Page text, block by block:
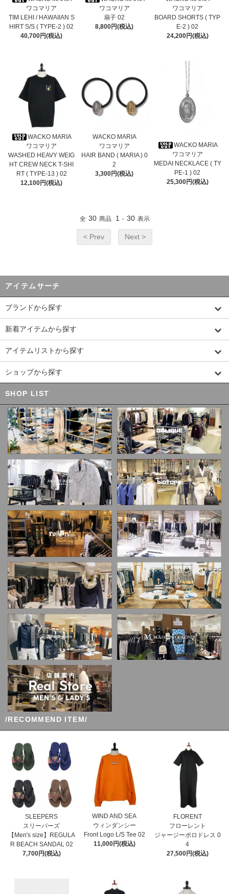
ワコマリア
TIM LEHI / HAWAIIAN S
HIRT S/S ( TYPE-2 ) 02
40,700円(税込)
ワコマリア
扇子 02
8,800円(税込)
ワコマリア
BOARD SHORTS ( TYP
E-2 ) 02
24,200円(税込)
WACKO MARIA
ワコマリア
WASHED HEAVY WEIG
HT CREW NECK T-SHI
RT ( TYPE-13 ) 02
12,100円(税込)
WACKO MARIA
ワコマリア
HAIR BAND ( MARIA ) 0
2
3,300円(税込)
WACKO MARIA
ワコマリア
MEDAI NECKLACE ( TY
PE-1 ) 02
25,300円(税込)
全 30 商品 1 - 30 表示
< Prev Next >
アイテムサーチ
ブランドから探す
新着アイテムから探す
アイテムリストから探す
ショップから探す
SHOP LIST
/RECOMMEND ITEM/
SLEEPERS
スリーパーズ
【Men's size】REGULA
R BEACH SANDAL 02
7,700円(税込)
WIND AND SEA
ウィンダンシー
Front Logo L/S Tee 02
11,000円(税込)
FLORENT
フローレント
ジャージーポロドレス 0
4
27,500円(税込)